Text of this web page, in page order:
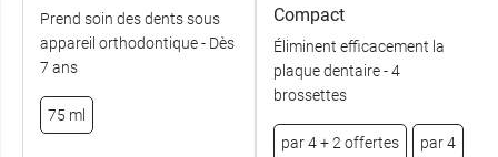
Prend soin des dents sous
appareil orthodontique - Dès
7 ans
75 ml
Compact
Éliminent efficacement la
plaque dentaire - 4
brossettes
par 4 + 2 offertes par 4